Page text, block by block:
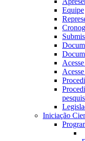
Equipe
Iniciação